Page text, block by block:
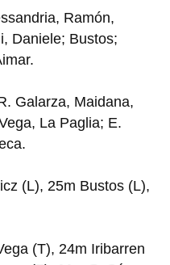
Ramón,
Daniele; Bustos;
Galarza, Maidana,
La Paglia; E.
(L), 25m Bustos (L),
(T), 24m Iribarren